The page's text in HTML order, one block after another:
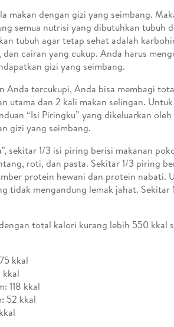
makan dengan gizi yang seimbang.
semua nutrisi yang dibutuhkan tubuh
tubuh agar tetap sehat adalah
cairan yang cukup. Anda harus
gizi yang seimbang.
Anda tercukupi, Anda bisa membagi
utama dan 2 kali makan selingan.
“Isi Piringku” yang dikeluarkan
gizi yang seimbang.
sekitar 1/3 isi piring berisi makanan
roti, dan pasta. Sekitar 1/3 piring
protein hewani dan protein nabati.
tidak mengandung lemak jahat. Sekitar
total kalori kurang lebih 550 kkal
kkal
kkal
118 kkal
52 kkal